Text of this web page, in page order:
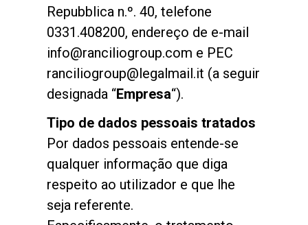
Repubblica n.º. 40, telefone
0331.408200, endereço de e-mail
info@ranciliogroup.com e PEC
ranciliogroup@legalmail.it (a seguir
designada “Empresa“).
Tipo de dados pessoais tratados
Por dados pessoais entende-se
qualquer informação que diga
respeito ao utilizador e que lhe
seja referente.